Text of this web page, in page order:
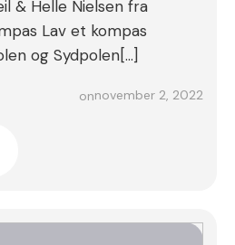
& Helle Nielsen fra
Lav et kompas
og Sydpolen[…]
onnovember 2, 2022